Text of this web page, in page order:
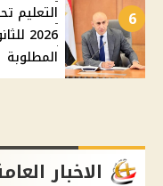
6
التعليم
المطلوبة
الاخبار